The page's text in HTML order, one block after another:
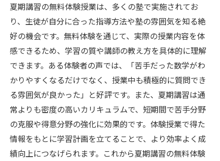
夏期講習の無料体験授業は、多くの塾で実施されてお
り、生徒が自分に合った指導方法や塾の雰囲気を知る絶
好の機会です。無料体験を通じて、実際の授業内容を体
感できるため、学習の質や講師の教え方を具体的に理解
できます。ある体験者の声では、「苦手だった数学がわ
かりやすくなるだけでなく、授業中も積極的に質問でき
る雰囲気が良かった」と好評です。また、夏期講習は通
常よりも密度の高いカリキュラムで、短期間で苦手分野
の克服や得意分野の強化に効果的です。体験授業で得た
情報をもとに学習計画を立てることで、より効率よく成
績向上につなげられます。これから夏期講習の無料体験